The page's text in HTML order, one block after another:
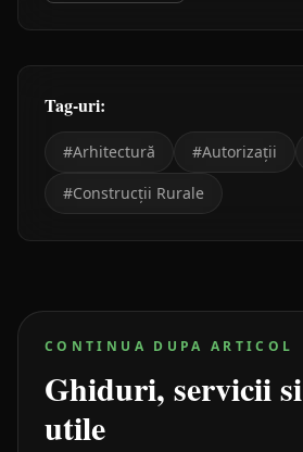
Tag-uri:
#Arhitectură #Autorizații
#Construcții Rurale
CONTINUA DUPA ARTICOL
Ghiduri, servicii
utile